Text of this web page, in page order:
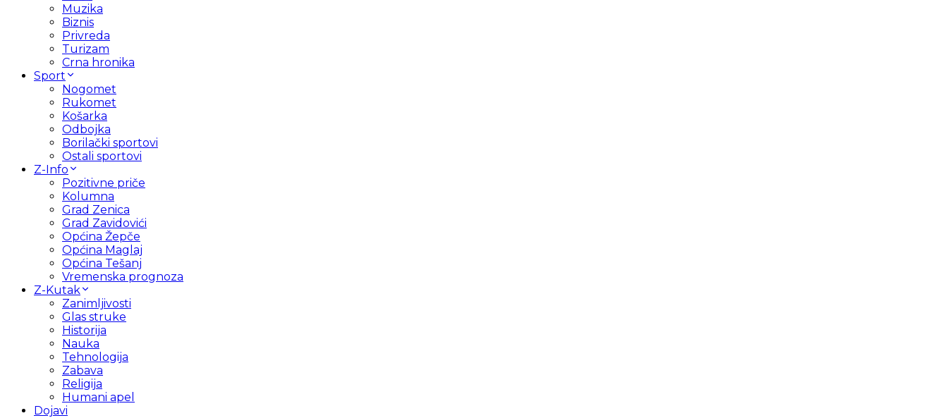
Muzika
Biznis
Privreda
Turizam
Crna hronika
Sport
Nogomet
Rukomet
Košarka
Odbojka
Borilački sportovi
Ostali sportovi
Z-Info
Pozitivne priče
Kolumna
Grad Zenica
Grad Zavidovići
Općina Žepče
Općina Maglaj
Općina Tešanj
Vremenska prognoza
Z-Kutak
Zanimljivosti
Glas struke
Historija
Nauka
Tehnologija
Zabava
Religija
Humani apel
Dojavi